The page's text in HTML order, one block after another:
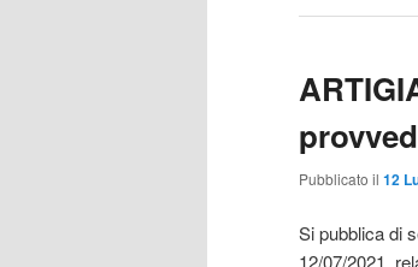
Pubblicato il 12
Si pubblica di
12/07/2021,